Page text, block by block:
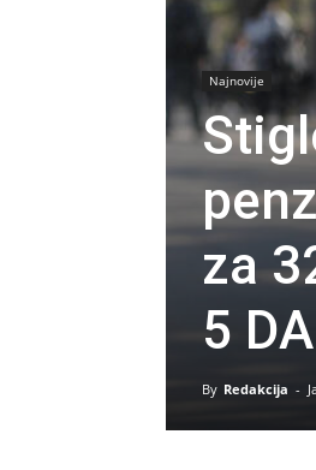
Najnovije
za
5
By Redakcija -